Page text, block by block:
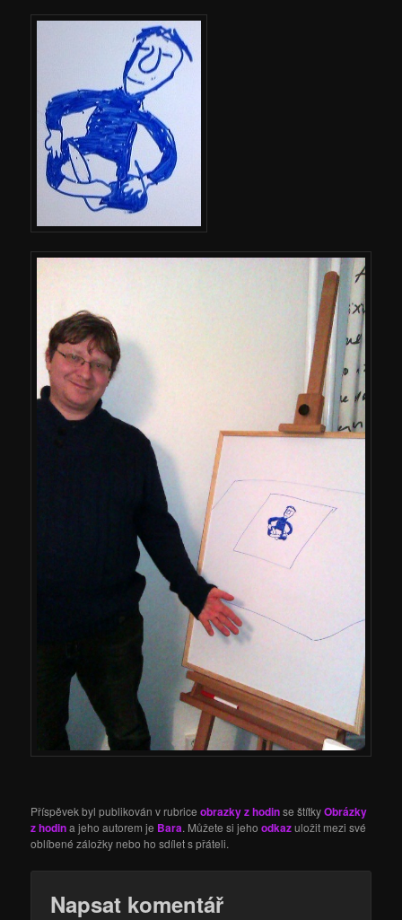
Příspěvek byl publikován v rubriceobrazky z hodinse štítkyObrázky
z hodina jeho autorem je Bara. Můžete si jehoodkazuložit mezi své
oblíbené záložky nebo ho sdílet s přáteli.
Napsat komentář